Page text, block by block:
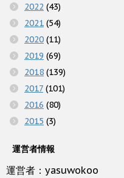
2022 (43)
2021 (54)
2020 (11)
2019 (69)
2018 (139)
2017 (101)
2016 (80)
2015 (3)
運営者情報
運営者：yasuwokoo